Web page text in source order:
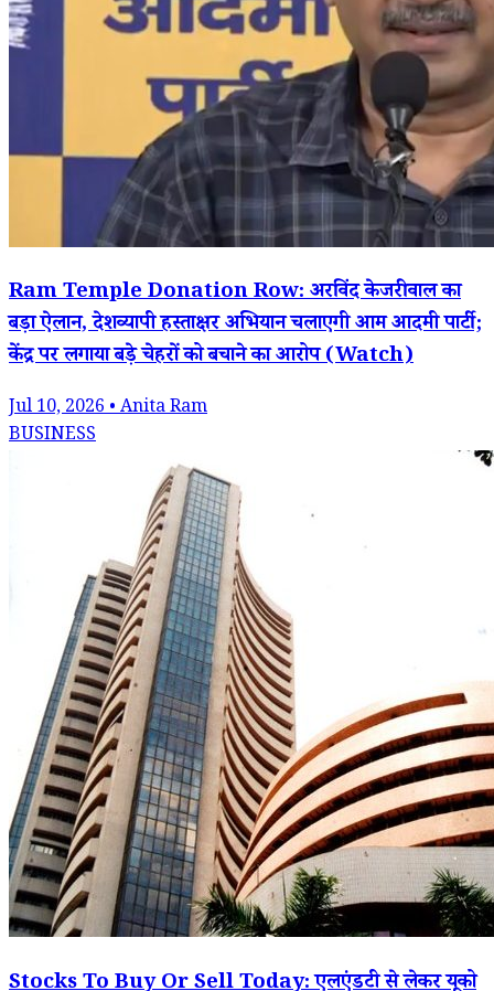
Ram Temple Donation Row: अरविंद केजरीवाल का
बड़ा ऐलान, देशव्यापी हस्ताक्षर अभियान चलाएगी आम आदमी पार्टी;
केंद्र पर लगाया बड़े चेहरों को बचाने का आरोप (Watch)
Jul 10, 2026 • Anita Ram
BUSINESS